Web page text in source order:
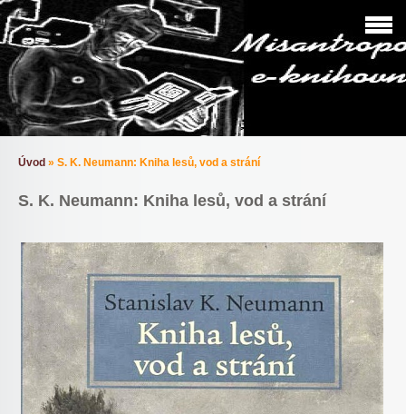
Úvod » S. K. Neumann: Kniha lesů, vod a strání
S. K. Neumann: Kniha lesů, vod a strání